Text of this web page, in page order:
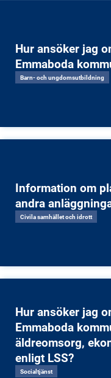
Hur ansöker jag
Emmaboda
Barn- och ungdomsutbildning
Information om
andra
Civila samhället och idrott
Hur ansöker jag
Emmaboda
äldreomsorg,
enligt LSS?
Socialtjänst